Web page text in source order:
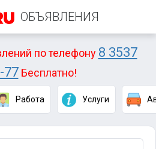
ОБЪЯВЛЕНИЯ
по телефону 8 3537
77Бесплатно!
Работа Услуги